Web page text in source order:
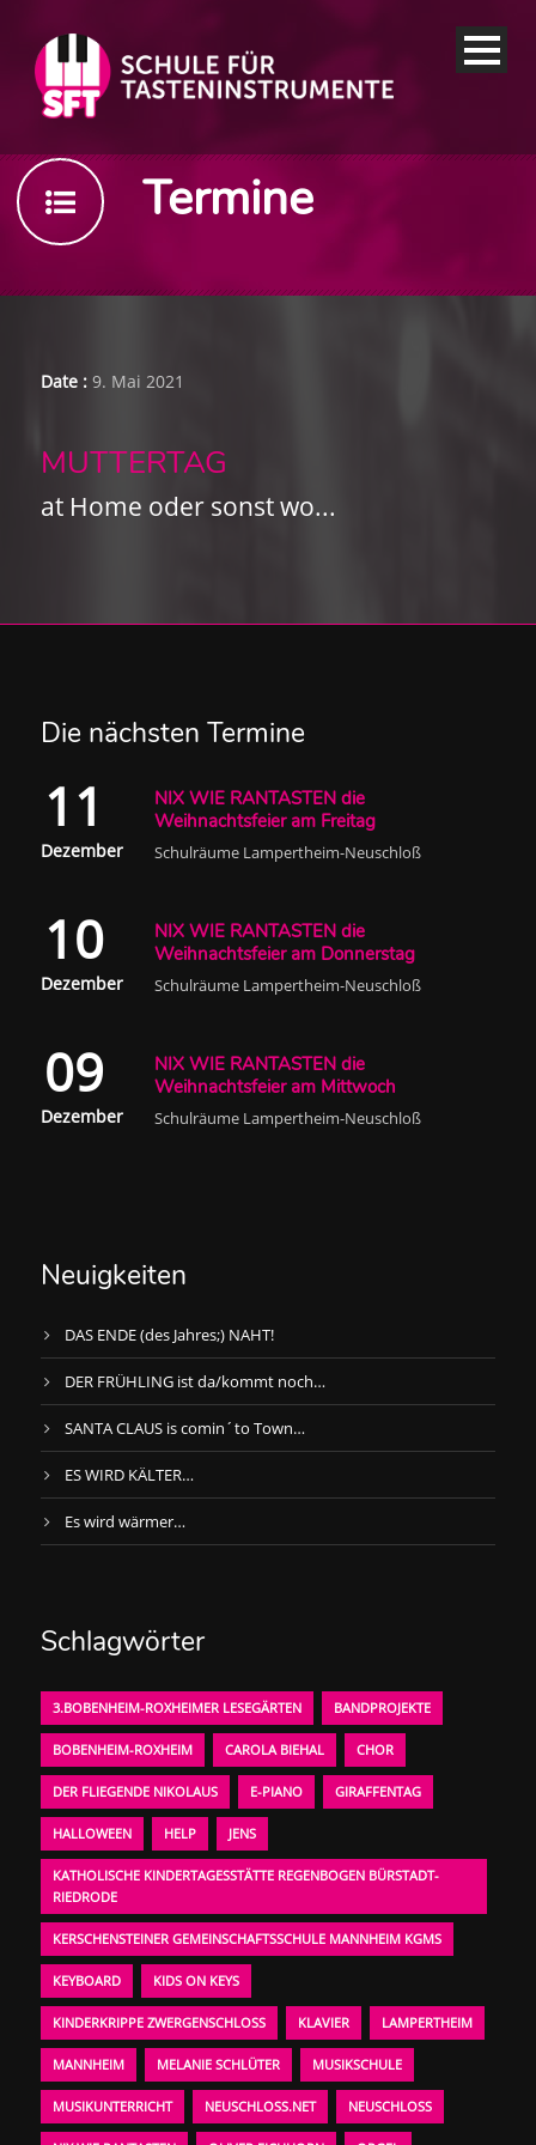
Termine
Date : 9. Mai 2021
MUTTERTAG
at Home oder sonst wo...
Die nächsten Termine
11
Dezember
NIX WIE RANTASTEN die
Weihnachtsfeier am Freitag
Schulräume Lampertheim-Neuschloß
10
Dezember
NIX WIE RANTASTEN die
Weihnachtsfeier am Donnerstag
Schulräume Lampertheim-Neuschloß
09
Dezember
NIX WIE RANTASTEN die
Weihnachtsfeier am Mittwoch
Schulräume Lampertheim-Neuschloß
Neuigkeiten
DAS ENDE (des Jahres;) NAHT!
DER FRÜHLING ist da/kommt noch…
SANTA CLAUS is comin´to Town…
ES WIRD KÄLTER…
Es wird wärmer…
Schlagwörter
3.BOBENHEIM-ROXHEIMER LESEGÄRTEN BANDPROJEKTE
BOBENHEIM-ROXHEIM CAROLA BIEHAL CHOR
DER FLIEGENDE NIKOLAUS E-PIANO GIRAFFENTAG
HALLOWEEN HELP JENS
KATHOLISCHE KINDERTAGESSTÄTTE REGENBOGEN BÜRSTADT-
RIEDRODE
KERSCHENSTEINER GEMEINSCHAFTSSCHULE MANNHEIM KGMS
KEYBOARD KIDS ON KEYS
KINDERKRIPPE ZWERGENSCHLOSS KLAVIER LAMPERTHEIM
MANNHEIM MELANIE SCHLÜTER MUSIKSCHULE
MUSIKUNTERRICHT NEUSCHLOSS.NET NEUSCHLOSS